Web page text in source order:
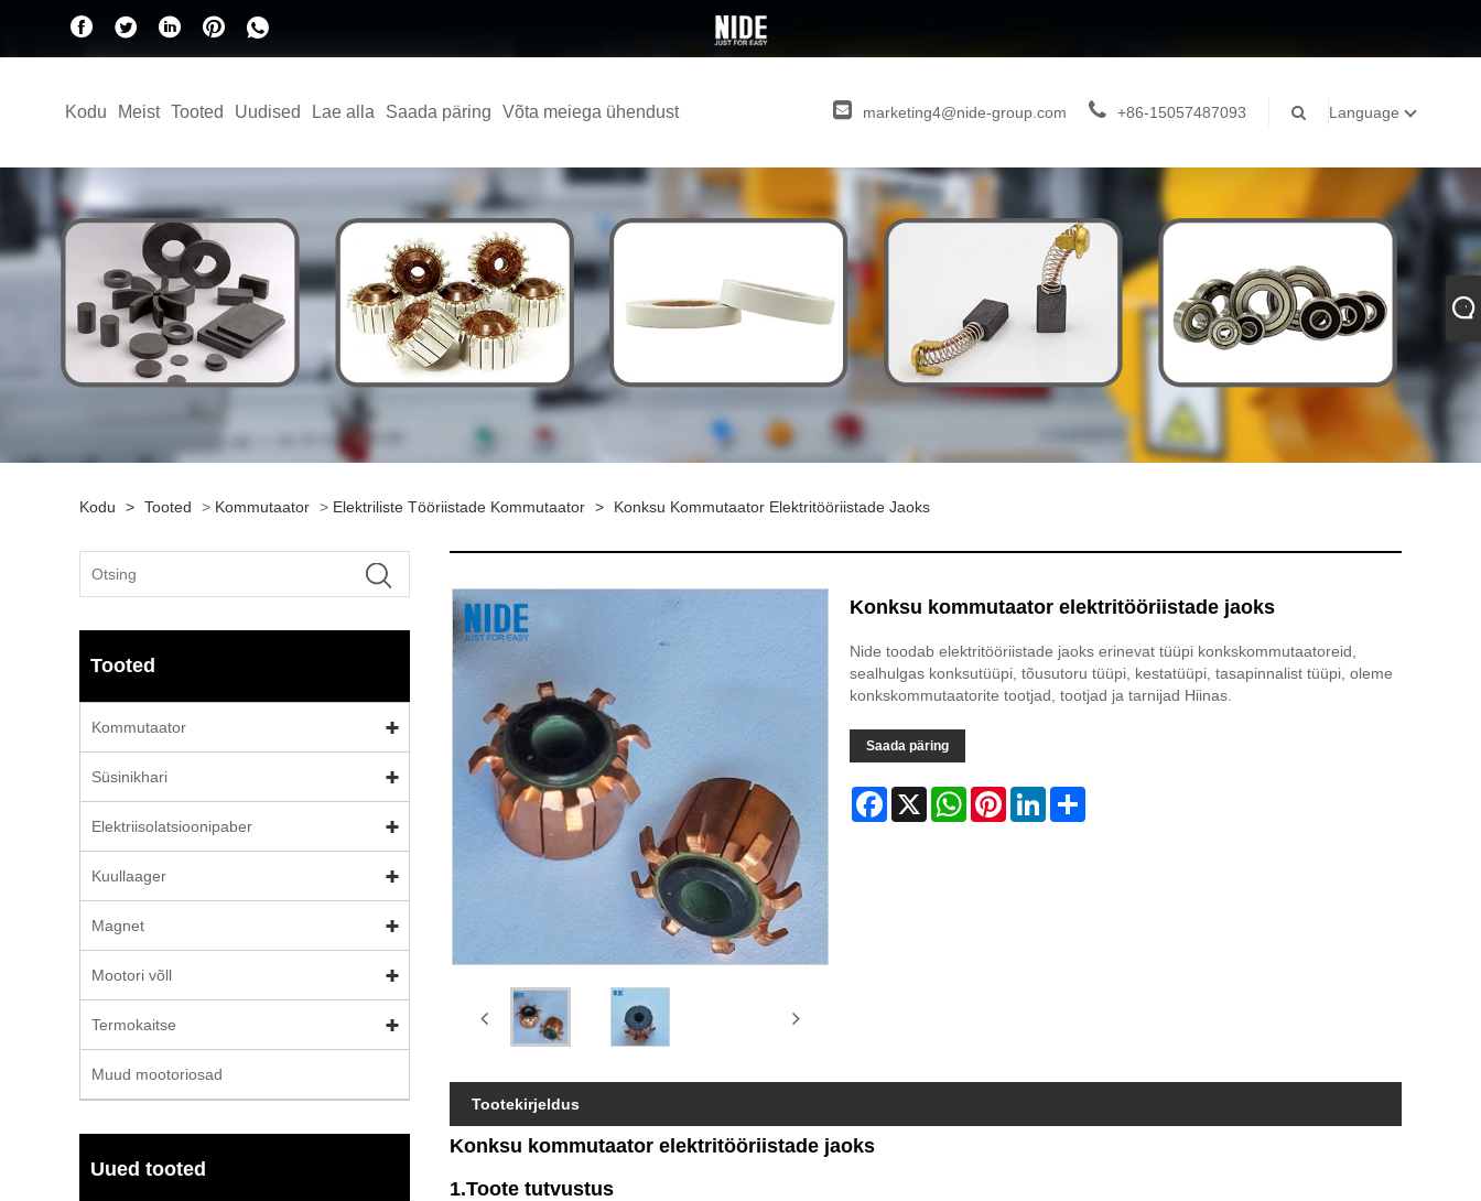
Kodu Meist Tooted Uudised Lae alla Saada päring Võta meiega ühendust marketing4@nide-group.com +86-15057487093 Language
Kodu > Tooted > Kommutaator > Elektriliste Tööriistade Kommutaator > Konksu Kommutaator Elektritööriistade Jaoks
Tooted
Kommutaator
Süsinikhari
Elektriisolatsioonipaber
Kuullaager
Magnet
Mootori võll
Termokaitse
Muud mootoriosad
Uued tooted
Konksu kommutaator elektritööriistade jaoks
Nide toodab elektritööriistade jaoks erinevat tüüpi konkskommutaatoreid,
sealhulgas konksutüüpi, tõusutoru tüüpi, kestatüüpi, tasapinnalist tüüpi, oleme
konkskommutaatorite tootjad, tootjad ja tarnijad Hiinas.
Saada päring
Facebook
X WhatsAppPinterestLinkedInShare
Tootekirjeldus
Konksu kommutaator elektritööriistade jaoks
1.Toote tutvustus